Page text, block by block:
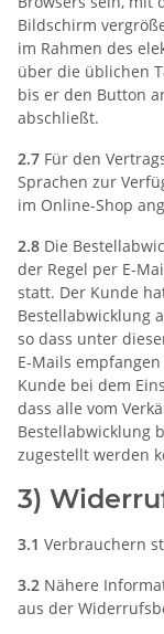
Bildschirm
im Rahmen des
über die üblichen
bis er den Button
abschließt.
2.7 Für den
Sprachen zur
im Online-Shop
2.8 Die
der Regel per E-
statt. Der Kunde
Bestellabwicklung
so dass unter
E-Mails
Kunde bei dem
dass alle vom
Bestellabwicklung
zugestellt werden
3)
3.1 Verbrauchern
3.2 Nähere
aus der